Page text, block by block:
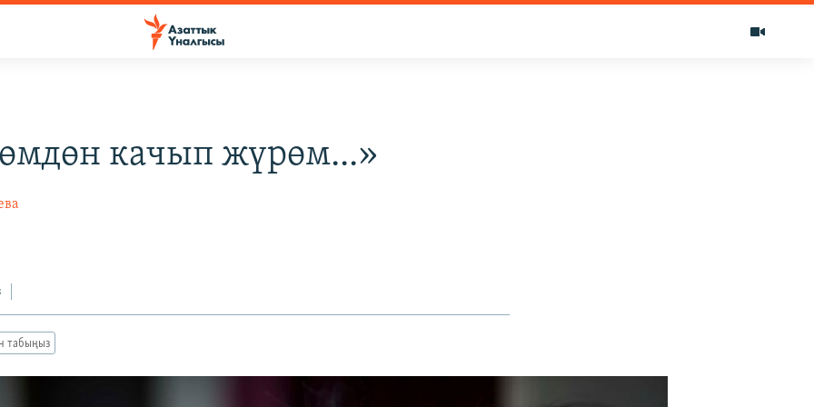
качып жүрөм...»
табыңыз